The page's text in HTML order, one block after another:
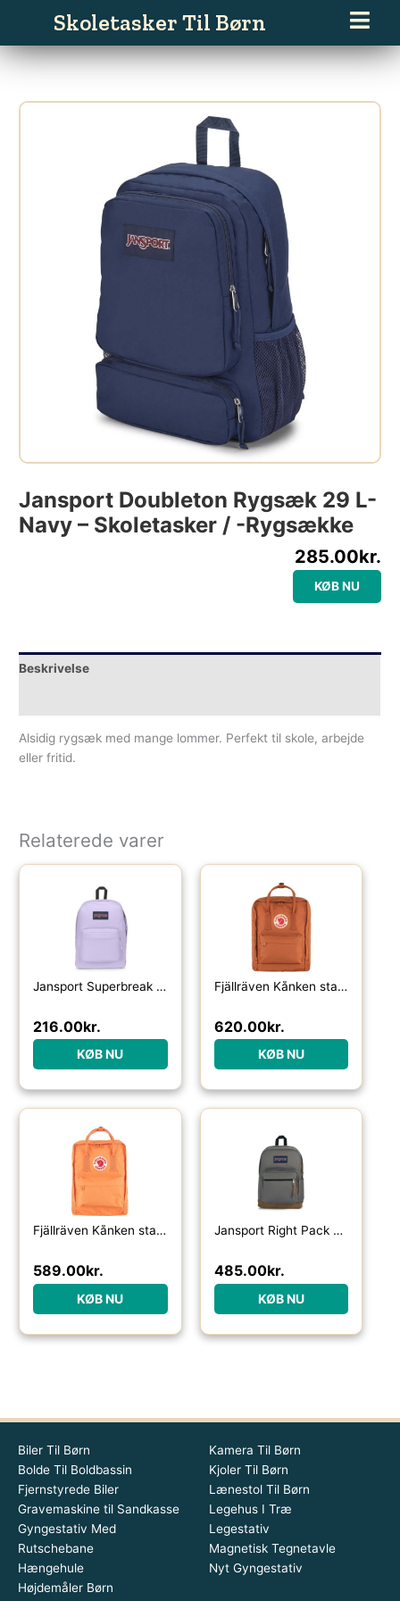
indholdet
Skoletasker Til Børn
Jansport Doubleton Rygsæk 29 L-
Navy – Skoletasker / -rygsække
285.00kr.
KØB NU
Beskrivelse
Alsidig rygsæk med mange lommer. Perfekt til skole, arbejde
eller fritid.
Relaterede varer
Jansport Superbreak One 26 L-pastel lilac – Skoletasker / -rygsække
216.00kr.
KØB NU
Fjällräven Kånken standard-terracotta brown – Skoletasker / -rygsække
620.00kr.
KØB NU
Fjällräven Kånken standard-sunstone orange – Skoletasker / -rygsække
589.00kr.
KØB NU
Jansport Right Pack 28L rygsæk-graphite grey – Skoletasker / -rygsække
485.00kr.
KØB NU
Biler Til Børn
Bolde Til Boldbassin
Fjernstyrede Biler
Gravemaskine til Sandkasse
Gyngestativ Med
Rutschebane
Hængehule
Højdemåler Børn
Kamera Til Børn
Kjoler Til Børn
Lænestol Til Børn
Legehus I Træ
Legestativ
Magnetisk Tegnetavle
Nyt Gyngestativ